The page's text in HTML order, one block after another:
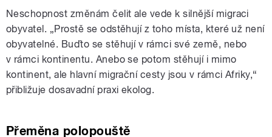
Neschopnost změnám čelit ale vede k silnější migraci
obyvatel. „Prostě se odstěhují z toho místa, které už není
obyvatelné. Buďto se stěhují v rámci své země, nebo
v rámci kontinentu. Anebo se potom stěhují i mimo
kontinent, ale hlavní migrační cesty jsou v rámci Afriky,“
přibližuje dosavadní praxi ekolog.
Přeměna polopouště